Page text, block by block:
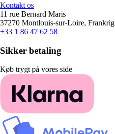
Kontakt os
11 rue Bernard Maris
37270 Montlouis-sur-Loire, Frankrig
+33 1 86 47 62 58
Sikker betaling
Køb trygt på vores side